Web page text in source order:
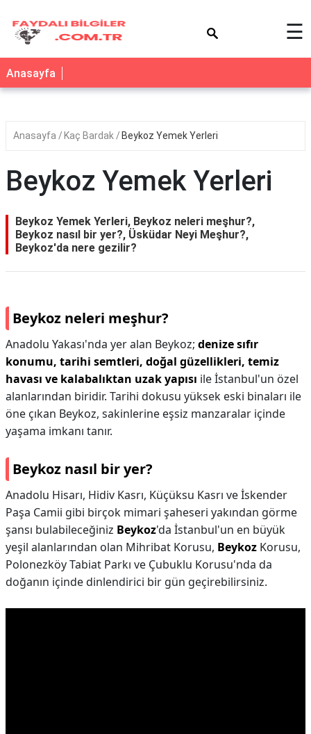
☰
Anasayfa
Anasayfa Kaç Bardak Beykoz Yemek Yerleri
Beykoz Yemek Yerleri
Beykoz Yemek Yerleri, Beykoz neleri meşhur?,
Beykoz nasıl bir yer?, Üsküdar Neyi Meşhur?,
Beykoz'da nere gezilir?
Beykoz neleri meşhur?
Anadolu Yakası'nda yer alan Beykoz; denize sıfır
konumu, tarihi semtleri, doğal güzellikleri, temiz
havası ve kalabalıktan uzak yapısı ile İstanbul'un özel
alanlarından biridir. Tarihi dokusu yüksek eski binaları ile
öne çıkan Beykoz, sakinlerine eşsiz manzaralar içinde
yaşama imkanı tanır.
Beykoz nasıl bir yer?
Anadolu Hisarı, Hidiv Kasrı, Küçüksu Kasrı ve İskender
Paşa Camii gibi birçok mimari şaheseri yakından görme
şansı bulabileceğiniz Beykoz'da İstanbul'un en büyük
yeşil alanlarından olan Mihribat Korusu, Beykoz Korusu,
Polonezköy Tabiat Parkı ve Çubuklu Korusu'nda da
doğanın içinde dinlendirici bir gün geçirebilirsiniz.